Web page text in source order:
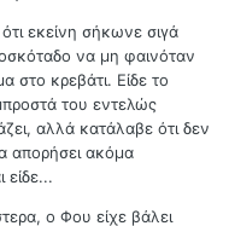
εκείνη σήκωνε σιγά
να μη φαινόταν
στο κρεβάτι. Είδε το
του εντελώς
αλλά κατάλαβε ότι δεν
απορήσει ακόμα
είδε...
ο Φου είχε βάλει